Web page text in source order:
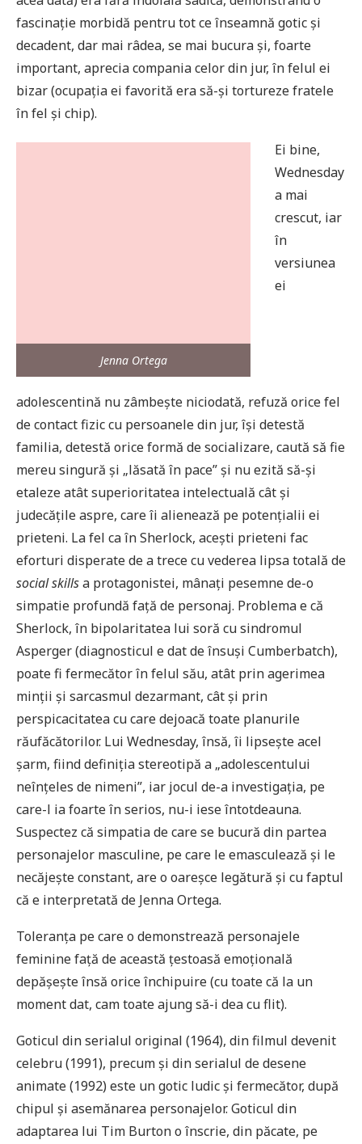
fascinație morbidă pentru tot ce înseamnă gotic și
decadent, dar mai râdea, se mai bucura și, foarte
important, aprecia compania celor din jur, în felul ei
bizar (ocupația ei favorită era să-și tortureze fratele
în fel și chip).
Jenna Ortega
Ei bine,
Wednesday
a mai
crescut, iar
în
versiunea
ei
adolescentină nu zâmbește niciodată, refuză orice fel
de contact fizic cu persoanele din jur, își detestă
familia, detestă orice formă de socializare, caută să fie
mereu singură și „lăsată în pace” și nu ezită să-și
etaleze atât superioritatea intelectuală cât și
judecățile aspre, care îi alienează pe potențialii ei
prieteni. La fel ca în Sherlock, acești prieteni fac
eforturi disperate de a trece cu vederea lipsa totală de
social skillsa protagonistei, mânați pesemne de-o
simpatie profundă față de personaj. Problema e că
Sherlock, în bipolaritatea lui soră cu sindromul
Asperger (diagnosticul e dat de însuși Cumberbatch),
poate fi fermecător în felul său, atât prin agerimea
minții și sarcasmul dezarmant, cât și prin
perspicacitatea cu care dejoacă toate planurile
răufăcătorilor. Lui Wednesday, însă, îi lipsește acel
șarm, fiind definiția stereotipă a „adolescentului
neînțeles de nimeni”, iar jocul de-a investigația, pe
care-l ia foarte în serios, nu-i iese întotdeauna.
Suspectez că simpatia de care se bucură din partea
personajelor masculine, pe care le emasculează și le
necăjește constant, are o oareșce legătură și cu faptul
că e interpretată de Jenna Ortega.
Toleranța pe care o demonstrează personajele
feminine față de această țestoasă emoțională
depășește însă orice închipuire (cu toate că la un
moment dat, cam toate ajung să-i dea cu flit).
Goticul din serialul original (1964), din filmul devenit
celebru (1991), precum și din serialul de desene
animate (1992) este un gotic ludic și fermecător, după
chipul și asemănarea personajelor. Goticul din
adaptarea lui Tim Burton o înscrie, din păcate, pe